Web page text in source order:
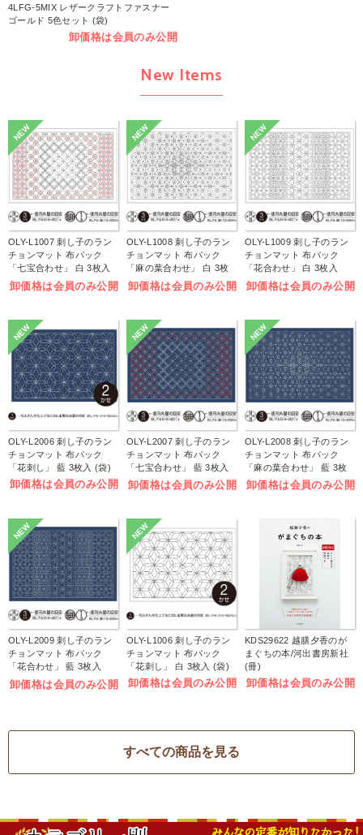
4LFG-5MIX レザークラフトファスナー
ゴールド 5色セット (袋)
卸価格は会員のみ公開
New Items
NEW
OLY-L1007 刺し子のラン
チョンマット 布パック
「七宝合わせ」 白 3枚入
(袋)
卸価格は会員のみ公開
NEW
OLY-L1008 刺し子のラン
チョンマット 布パック
「麻の葉合わせ」 白 3枚
入 (袋)
卸価格は会員のみ公開
NEW
OLY-L1009 刺し子のラン
チョンマット 布パック
「花合わせ」 白 3枚入
(袋)
卸価格は会員のみ公開
NEW
OLY-L2006 刺し子のラン
チョンマット 布パック
「花刺し」 藍 3枚入 (袋)
卸価格は会員のみ公開
NEW
OLY-L2007 刺し子のラン
チョンマット 布パック
「七宝合わせ」 藍 3枚入
(袋)
卸価格は会員のみ公開
NEW
OLY-L2008 刺し子のラン
チョンマット 布パック
「麻の葉合わせ」 藍 3枚
入 (袋)
卸価格は会員のみ公開
NEW
OLY-L2009 刺し子のラン
チョンマット 布パック
「花合わせ」 藍 3枚入
(袋)
卸価格は会員のみ公開
NEW
OLY-L1006 刺し子のラン
チョンマット 布パック
「花刺し」 白 3枚入 (袋)
卸価格は会員のみ公開
KDS29622 越膳夕香のが
まぐちの本/河出書房新社
(冊)
卸価格は会員のみ公開
すべての商品を見る